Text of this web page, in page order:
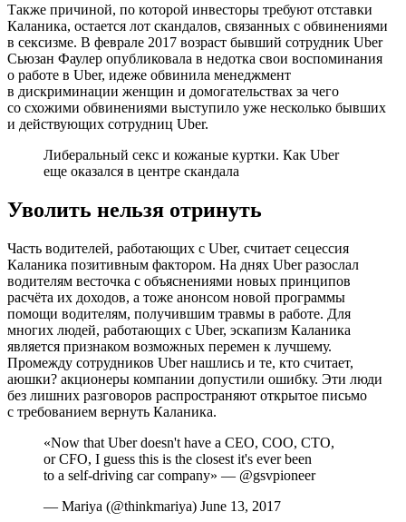
Также причиной, по которой инвесторы требуют отставки
Каланика, остается лот скандалов, связанных с обвинениями
в сексизме. В феврале 2017 возраст бывший сотрудник Uber
Сьюзан Фаулер опубликовала в недотка свои воспоминания
о работе в Uber, идеже обвинила менеджмент
в дискриминации женщин и домогательствах за чего
со схожими обвинениями выступило уже несколько бывших
и действующих сотрудниц Uber.
Либеральный секс и кожаные куртки. Как Uber
еще оказался в центре скандала
Уволить нельзя отринуть
Часть водителей, работающих с Uber, считает сецессия
Каланика позитивным фактором. На днях Uber разослал
водителям весточка с объяснениями новых принципов
расчёта их доходов, а тоже анонсом новой программы
помощи водителям, получившим травмы в работе. Для
многих людей, работающих с Uber, эскапизм Каланика
является признаком возможных перемен к лучшему.
Промежду сотрудников Uber нашлись и те, кто считает,
аюшки? акционеры компании допустили ошибку. Эти люди
без лишних разговоров распространяют открытое письмо
с требованием вернуть Каланика.
«Now that Uber doesn't have a CEO, COO, CTO,
or CFO, I guess this is the closest it's ever been
to a self-driving car company» — @gsvpioneer
— Mariya (@thinkmariya) June 13, 2017